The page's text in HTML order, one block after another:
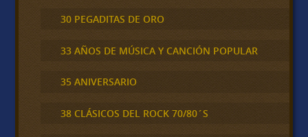
30 PEGADITAS DE ORO
33 AÑOS DE MÚSICA Y CANCIÓN POPULAR
35 ANIVERSARIO
38 CLÁSICOS DEL ROCK 70/80´S